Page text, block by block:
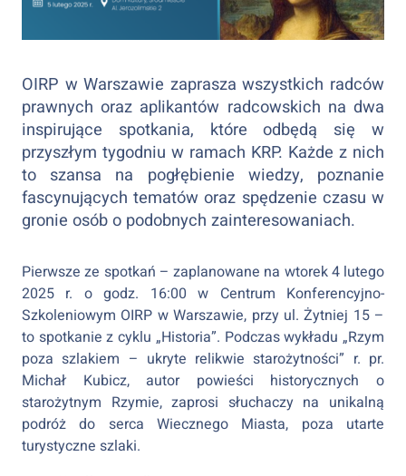
OIRP w Warszawie zaprasza wszystkich radców
prawnych oraz aplikantów radcowskich na dwa
inspirujące spotkania, które odbędą się w
przyszłym tygodniu w ramach KRP. Każde z nich
to szansa na pogłębienie wiedzy, poznanie
fascynujących tematów oraz spędzenie czasu w
gronie osób o podobnych zainteresowaniach.
Pierwsze ze spotkań – zaplanowane na wtorek 4 lutego
2025 r. o godz. 16:00 w Centrum Konferencyjno-
Szkoleniowym OIRP w Warszawie, przy ul. Żytniej 15 –
to spotkanie z cyklu „Historia”. Podczas wykładu „Rzym
poza szlakiem – ukryte relikwie starożytności” r. pr.
Michał Kubicz, autor powieści historycznych o
starożytnym Rzymie, zaprosi słuchaczy na unikalną
podróż do serca Wiecznego Miasta, poza utarte
turystyczne szlaki.